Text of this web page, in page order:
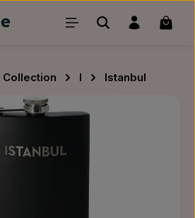
Collection I
Istanbul